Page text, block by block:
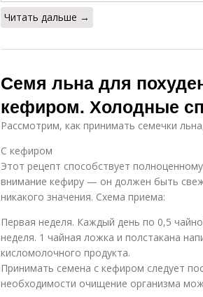
Читать дальше →
Семя льна для
кефиром. Холодные
Рассмотрим, как принимать семечки
С кефиром
Этот рецепт способствует
внимание кефиру — он должен быть
никакого значения. Схема приема:
Первая неделя. Каждый день по 0,5
неделя. 1 чайная ложка и полстакана
кисломолочного продукта.
Принимать семена с кефиром следует
необходимости очищение организма